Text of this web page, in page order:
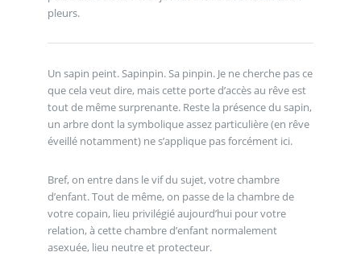
pleurs.
Un sapin peint. Sapinpin. Sa pinpin. Je ne cherche pas ce
que cela veut dire, mais cette porte d’accès au rêve est
tout de même surprenante. Reste la présence du sapin,
un arbre dont la symbolique assez particulière (en rêve
éveillé notamment) ne s’applique pas forcément ici.
Bref, on entre dans le vif du sujet, votre chambre
d’enfant. Tout de même, on passe de la chambre de
votre copain, lieu privilégié aujourd’hui pour votre
relation, à cette chambre d’enfant normalement
asexuée, lieu neutre et protecteur.